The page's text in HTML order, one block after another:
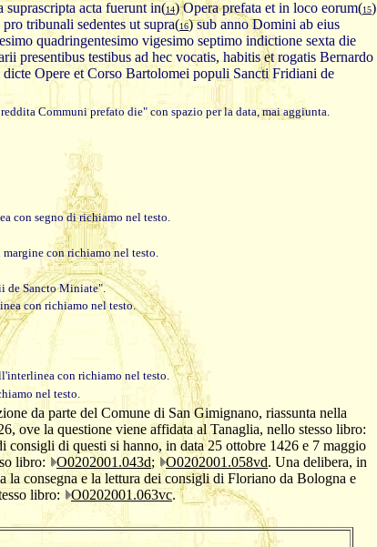
suprascripta acta fuerunt in(14)Opera prefata et in loco eorum(15)
tribunali sedentes ut supra(16)sub anno Domini ab eius
quadringentesimo vigesimo septimo indictione sexta die
presentibus testibus ad hec vocatis, habitis et rogatis Bernardo
Opere et Corso Bartolomei populi Sancti Fridiani de
Communi prefato die" con spazio per la data, mai aggiunta.
con segno di richiamo nel testo.
con richiamo nel testo.
de Sancto Miniate".
con richiamo nel testo.
con richiamo nel testo.
nel testo.
da parte del Comune di San Gimignano, riassunta nella
ove la questione viene affidata al Tanaglia, nello stesso libro:
consigli di questi si hanno, in data 25 ottobre 1426 e 7 maggio
libro:
O0202001.043d; O0202001.058vd. Una delibera, in
la consegna e la lettura dei consigli di Floriano da Bologna e
libro:
O0202001.063vc.